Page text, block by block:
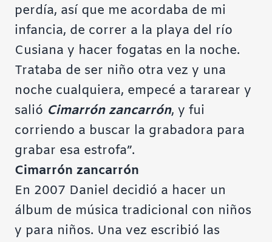
perdía, así que me acordaba de mi
infancia, de correr a la playa del río
Cusiana y hacer fogatas en la noche.
Trataba de ser niño otra vez y una
noche cualquiera, empecé a tararear y
salió Cimarrón zancarrón, y fui
corriendo a buscar la grabadora para
grabar esa estrofa”.
Cimarrón zancarrón
En 2007 Daniel decidió a hacer un
álbum de música tradicional con niños
y para niños. Una vez escribió las